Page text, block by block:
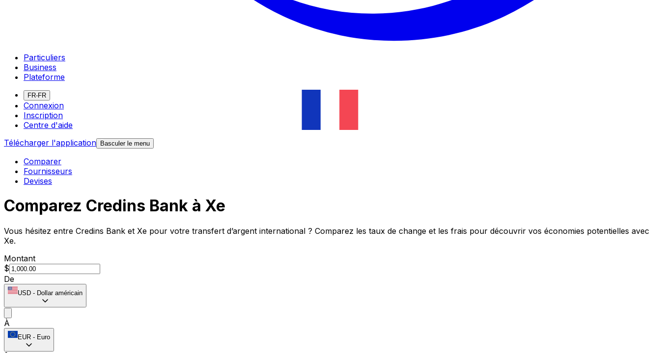
Particuliers
Business
Plateforme
FR-FR
Connexion
Inscription
Centre d'aide
Télécharger l'application Basculer le menu
Comparer
Fournisseurs
Devises
Comparez Credins Bank à Xe
Vous hésitez entre Credins Bank et Xe pour votre transfert d’argent international ? Comparez les taux de change et les frais pour découvrir vos économies potentielles avec
Xe.
Montant
$
De
USD - Dollar américain
À
EUR - Euro